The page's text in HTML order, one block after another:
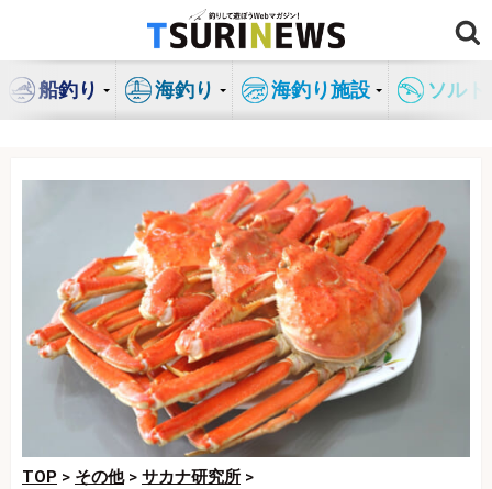
ン
船釣り 海釣り 海釣り施設 ソル
TOP > その他> サカナ研究所 >